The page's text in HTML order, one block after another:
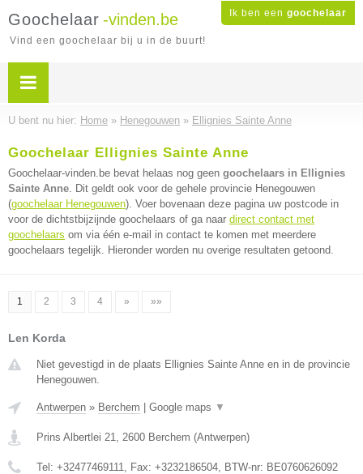
Ik ben een goochelaar
Goochelaar -vinden.be
Vind een goochelaar bij u in de buurt!
U bent nu hier: Home » Henegouwen » Ellignies Sainte Anne
Goochelaar Ellignies Sainte Anne
Goochelaar-vinden.be bevat helaas nog geen goochelaars in Ellignies
Sainte Anne. Dit geldt ook voor de gehele provincie Henegouwen
(goochelaar Henegouwen). Voer bovenaan deze pagina uw postcode in
voor de dichtstbijzijnde goochelaars of ga naar direct contact met
goochelaars om via één e-mail in contact te komen met meerdere
goochelaars tegelijk. Hieronder worden nu overige resultaten getoond.
1 2 3 4 » »»
Len Korda
Niet gevestigd in de plaats Ellignies Sainte Anne en in de provincie
Henegouwen.
Antwerpen » Berchem Google maps ▼
Prins Albertlei 21, 2600 Berchem (Antwerpen)
Tel: +32477469111, Fax: +3232186504, BTW-nr: BE0760626092